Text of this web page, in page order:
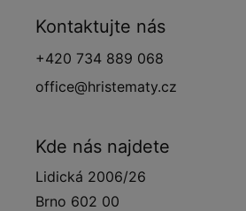
Kontaktujte nás
+420 734 889 068
office@hristematy.cz
Kde nás najdete
Lidická 2006/26
Brno 602 00